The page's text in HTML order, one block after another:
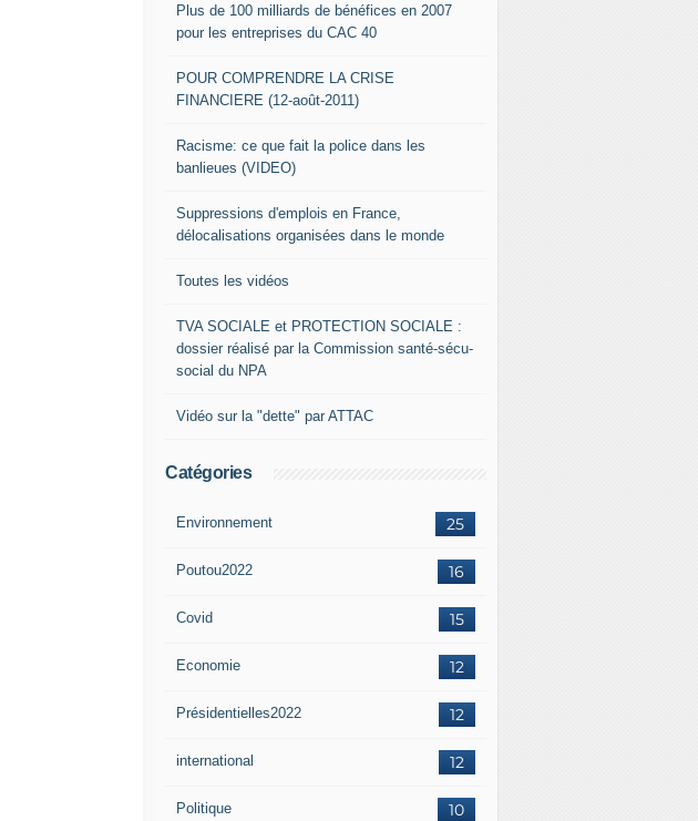
Plus de 100 milliards de bénéfices en 2007
pour les entreprises du CAC 40
POUR COMPRENDRE LA CRISE
FINANCIERE (12-août-2011)
Racisme: ce que fait la police dans les
banlieues (VIDEO)
Suppressions d'emplois en France,
délocalisations organisées dans le monde
Toutes les vidéos
TVA SOCIALE et PROTECTION SOCIALE :
dossier réalisé par la Commission santé-sécu-
social du NPA
Vidéo sur la "dette" par ATTAC
Catégories
25
Environnement
16
Poutou2022
15
Covid
12
Economie
12
Présidentielles2022
12
international
10
Politique